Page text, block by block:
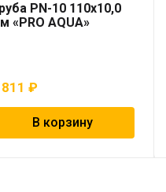
PN-10 110х10,0
«PRO AQUA»
811₽
В корзину